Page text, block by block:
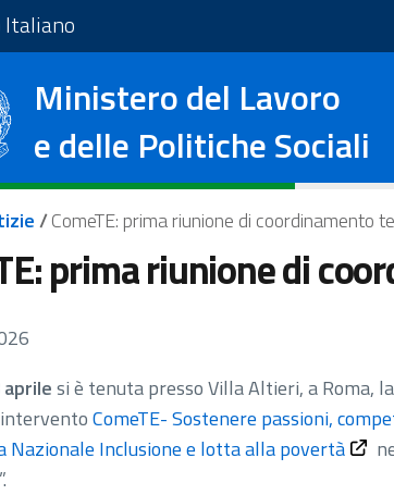
Italiano Vai al sito del Governo Italiano -
Ministero del Lavoro
e delle Politiche Sociali
di pane
/ComeTE: prima riunione di coordinamento
prima riunione di
si è tenuta presso Villa Altieri, a Roma, la
ComeTE- Sostenere passioni,
Nazionale Inclusione e lotta alla povertà
”.